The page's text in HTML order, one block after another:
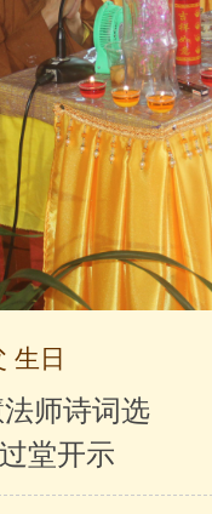
生日
师诗词选
堂开示